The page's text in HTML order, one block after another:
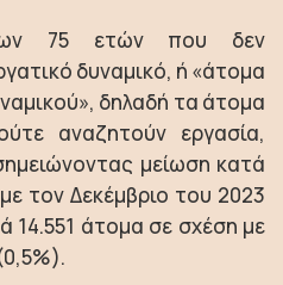
75 ετών που δεν
δυναμικό, ή «άτομα
δηλαδή τα άτομα
αναζητούν εργασία,
μείωση κατά
τον Δεκέμβριο του 2023
14.551 άτομα σε σχέση με